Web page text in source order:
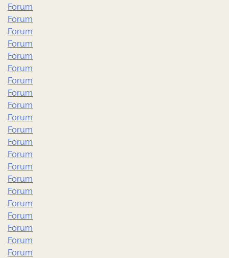
Forum
Forum
Forum
Forum
Forum
Forum
Forum
Forum
Forum
Forum
Forum
Forum
Forum
Forum
Forum
Forum
Forum
Forum
Forum
Forum
Forum